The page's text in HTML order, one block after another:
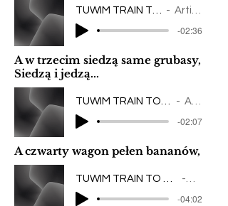
Artist Name
-02:36
A w trzecim siedzą same grubasy,
Siedzą i jedzą...
Artist Name
-02:07
A czwarty wagon pełen bananów,
-04:02